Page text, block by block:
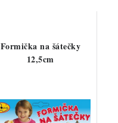
Formička na šátečky
12,5cm